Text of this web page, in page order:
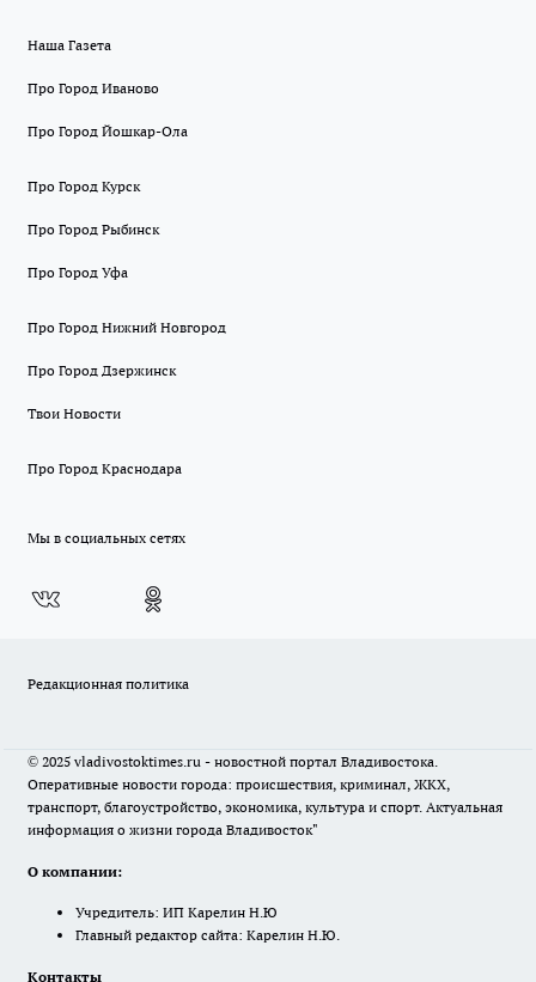
Наша Газета
Про Город Иваново
Про Город Йошкар-Ола
Про Город Курск
Про Город Рыбинск
Про Город Уфа
Про Город Нижний Новгород
Про Город Дзержинск
Твои Новости
Про Город Краснодара
Мы в социальных сетях
Редакционная политика
© 2025 vladivostoktimes.ru - новостной портал Владивостока.
Оперативные новости города: происшествия, криминал, ЖКХ,
транспорт, благоустройство, экономика, культура и спорт. Актуальная
информация о жизни города Владивосток"
О компании:
Учредитель: ИП Карелин Н.Ю
Главный редактор сайта: Карелин Н.Ю.
Контакты